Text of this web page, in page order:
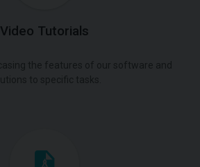
Video Tutorials